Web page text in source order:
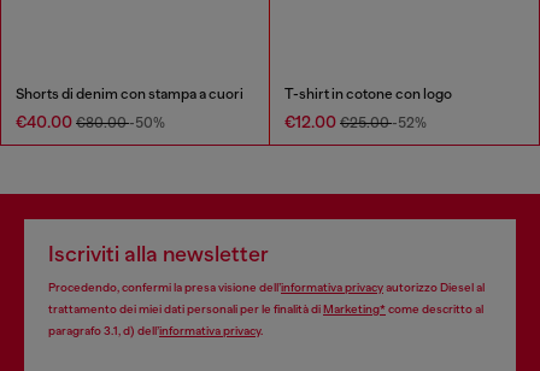
Shorts di denim con stampa a cuori
€40.00 €80.00-50%
T-shirt in cotone con logo
€12.00 €25.00-52%
Iscriviti alla newsletter
Procedendo, confermi la presa visione dell’informativa privacyautorizzo Diesel al
trattamento dei miei dati personali per le finalità diMarketing*come descritto al
paragrafo 3.1, d) dell’informativa privacy.